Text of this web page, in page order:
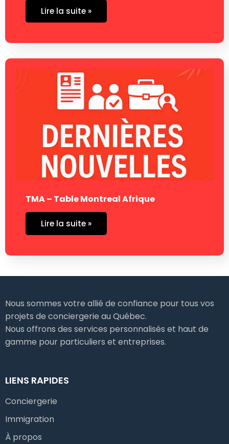
Lire la suite »
TMA – Table Montreal Afrique
Lire la suite »
Nous sommes votre allié de confiance pour tous vos
projets de conciergerie au Québec.
Nous offrons des services personnalisés et haut de
gamme pour particuliers et entreprises.
LIENS RAPIDES
Conciergerie
Immigration
À propos